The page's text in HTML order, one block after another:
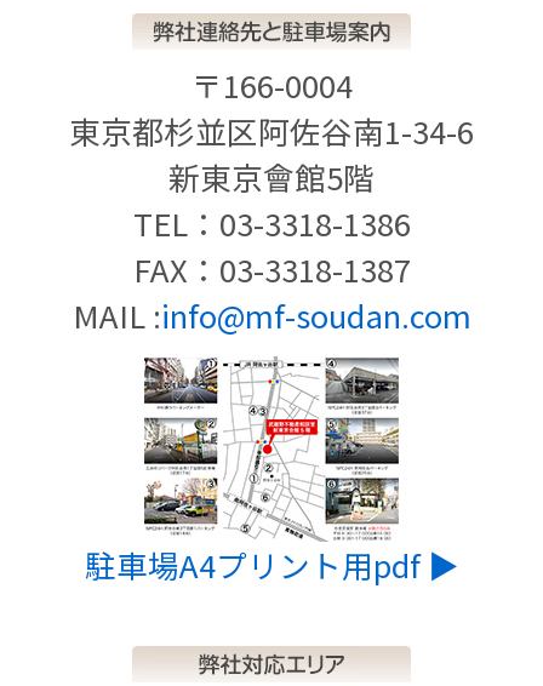
〒166-0004
東京都杉並区阿佐谷南1-34-6
新東京會館5階
TEL：03-3318-1386
FAX：03-3318-1387
MAIL :info@mf-soudan.com
駐車場A4プリント用pdf ▶︎